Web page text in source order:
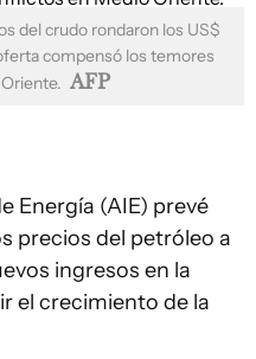
del crudo rondaron los US$
compensó los temores
AFP
Energía (AIE) prevé
precios del petróleo a
ingresos en la
el crecimiento de la